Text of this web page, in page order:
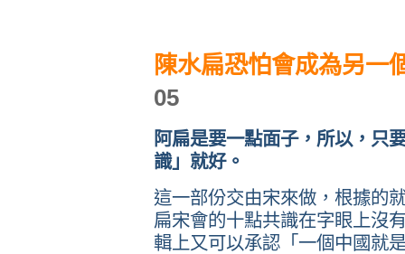
陳水扁恐怕會成為另一
05
阿扁是要一點面子，所以，只
識」就好。
這一部份交由宋來做，根據的
扁宋會的十點共識在字眼上沒
輯上又可以承認「一個中國就